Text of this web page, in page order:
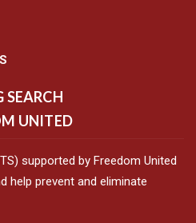
UNITED
supported by Freedom United
help prevent and eliminate